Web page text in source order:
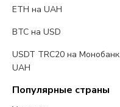
ETH на UAH
BTC на USD
USDT TRC20 на Монобанк
UAH
Популярные страны